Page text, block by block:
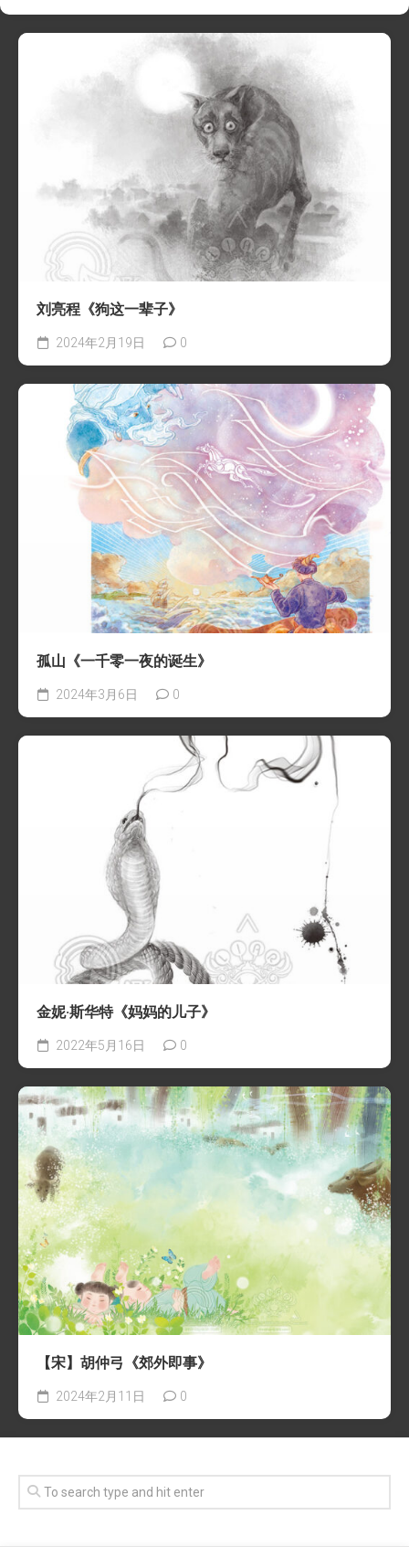
刘亮程《狗这一辈子》
2024年2月19日 0
孤山《一千零一夜的诞生》
2024年3月6日 0
金妮·斯华特《妈妈的儿子》
2022年5月16日 0
【宋】胡仲弓《郊外即事》
2024年2月11日 0